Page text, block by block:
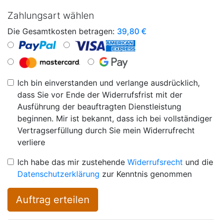
Zahlungsart wählen
Die Gesamtkosten betragen: 39,80 €
Ich bin einverstanden und verlange ausdrücklich,
dass Sie vor Ende der Widerrufsfrist mit der
Ausführung der beauftragten Dienstleistung
beginnen. Mir ist bekannt, dass ich bei vollständiger
Vertragserfüllung durch Sie mein Widerrufrecht
verliere
Ich habe das mir zustehende Widerrufsrecht und die
Datenschutzerklärung zur Kenntnis genommen
Auftrag erteilen